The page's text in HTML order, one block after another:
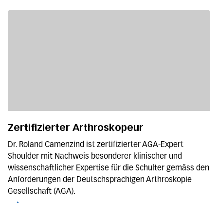
Zertifizierter Arthroskopeur
Dr. Roland Camenzind ist zertifizierter AGA-Expert
Shoulder mit Nachweis besonderer klinischer und
wissenschaftlicher Expertise für die Schulter gemäss den
Anforderungen der Deutschsprachigen Arthroskopie
Gesellschaft (AGA).